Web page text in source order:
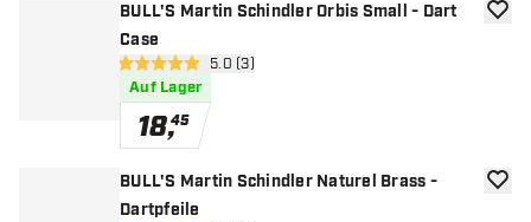
BULL'S Martin Schindler Orbis Small - Dart
Case
Bewertungsbereich öffnen
5 Bewertungssterne
5.0 (3)
Auf Lager
18,45
Zur
BULL'S Martin Schindler Naturel Brass -
Dartpfeile
Zur